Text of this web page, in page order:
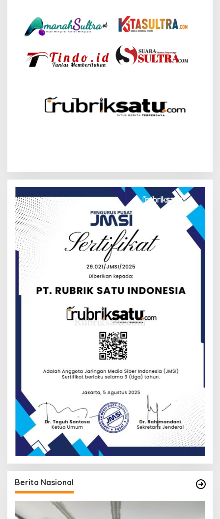
Berita Nasional